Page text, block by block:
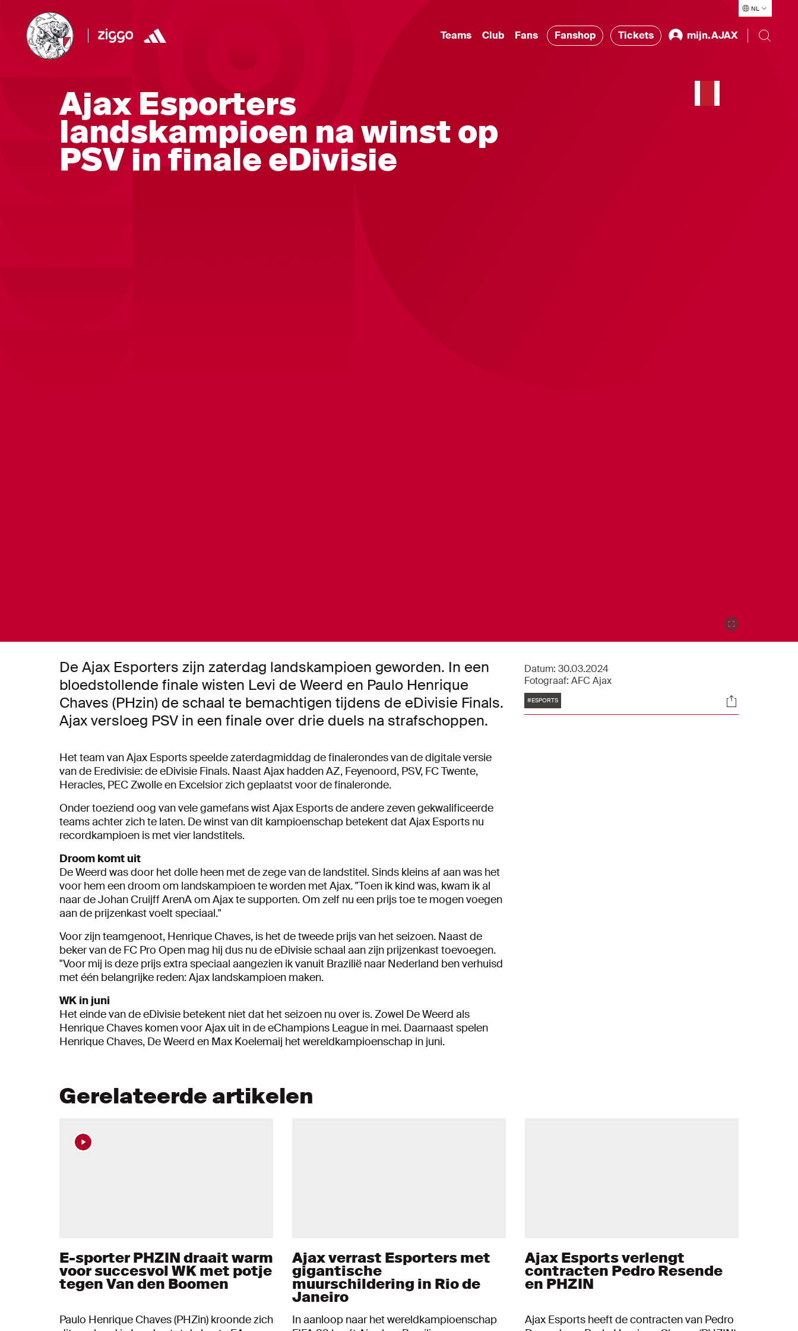
NL
Teams Club Fans Fanshop Tickets mijn.AJAX
Ajax Esporters
landskampioen na winst op
PSV in finale eDivisie
De Ajax Esporters zijn zaterdag landskampioen geworden. In een
bloedstollende finale wisten Levi de Weerd en Paulo Henrique
Chaves (PHzin) de schaal te bemachtigen tijdens de eDivisie Finals.
Ajax versloeg PSV in een finale over drie duels na strafschoppen.
Datum: 30.03.2024
Fotograaf: AFC Ajax
Tags
#ESPORTS Socials
Het team van Ajax Esports speelde zaterdagmiddag de finalerondes van de digitale versie
van de Eredivisie: de eDivisie Finals. Naast Ajax hadden AZ, Feyenoord, PSV, FC Twente,
Heracles, PEC Zwolle en Excelsior zich geplaatst voor de finaleronde.
Onder toeziend oog van vele gamefans wist Ajax Esports de andere zeven gekwalificeerde
teams achter zich te laten. De winst van dit kampioenschap betekent dat Ajax Esports nu
recordkampioen is met vier landstitels.
Droom komt uit
De Weerd was door het dolle heen met de zege van de landstitel. Sinds kleins af aan was het
voor hem een droom om landskampioen te worden met Ajax. "Toen ik kind was, kwam ik al
naar de Johan Cruijff ArenA om Ajax te supporten. Om zelf nu een prijs toe te mogen voegen
aan de prijzenkast voelt speciaal."
Voor zijn teamgenoot, Henrique Chaves, is het de tweede prijs van het seizoen. Naast de
beker van de FC Pro Open mag hij dus nu de eDivisie schaal aan zijn prijzenkast toevoegen.
"Voor mij is deze prijs extra speciaal aangezien ik vanuit Brazilië naar Nederland ben verhuisd
met één belangrijke reden: Ajax landskampioen maken.
WK in juni
Het einde van de eDivisie betekent niet dat het seizoen nu over is. Zowel De Weerd als
Henrique Chaves komen voor Ajax uit in de eChampions League in mei. Daarnaast spelen
Henrique Chaves, De Weerd en Max Koelemaij het wereldkampioenschap in juni.
Gerelateerde artikelen
E-sporter PHZIN draait warm
voor succesvol WK met potje
tegen Van den Boomen
Paulo Henrique Chaves (PHZin) kroonde zich
Ajax verrast Esporters met
gigantische
muurschildering in Rio de
Janeiro
In aanloop naar het wereldkampioenschap
Ajax Esports verlengt
contracten Pedro Resende
en PHZIN
Ajax Esports heeft de contracten van Pedro